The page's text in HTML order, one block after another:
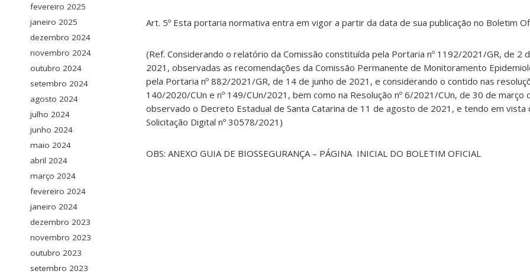
fevereiro 2025
janeiro 2025
dezembro 2024
novembro 2024
outubro 2024
setembro 2024
agosto 2024
julho 2024
junho 2024
maio 2024
abril 2024
março 2024
fevereiro 2024
janeiro 2024
dezembro 2023
novembro 2023
outubro 2023
setembro 2023
Art. 5º Esta portaria normativa entra em vigor a partir da data de sua publicação no Boletim
(Ref. Considerando o relatório da Comissão constituída pela Portaria nº 1192/2021/GR, de 2
2021, observadas as recomendações da Comissão Permanente de Monitoramento
pela Portaria nº 882/2021/GR, de 14 de junho de 2021, e considerando o contido nas
140/2020/CUn e nº 149/CUn/2021, bem como na Resolução nº 6/2021/CUn, de 30 de março
observado o Decreto Estadual de Santa Catarina de 11 de agosto de 2021, e tendo em vista
Solicitação Digital nº 30578/2021)
OBS: ANEXO GUIA DE BIOSSEGURANÇA – PÁGINA INICIAL DO BOLETIM OFICIAL